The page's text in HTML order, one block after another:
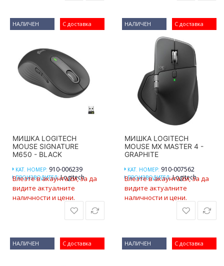
С доставка
НАЛИЧЕН
МИШКА LOGITECH
MOUSE SIGNATURE
M650 - BLACK
КАТ. НОМЕР: 910-006239
ПРОИЗВОДИТЕЛ:Logitech
Влезте в акаунта си, за да
видите актуалните
наличности и цени.
С доставка
НАЛИЧЕН
МИШКА LOGITECH
MOUSE MX MASTER 4 -
GRAPHITE
КАТ. НОМЕР: 910-007562
ПРОИЗВОДИТЕЛ:Logitech
Влезте в акаунта си, за да
видите актуалните
наличности и цени.
С доставка
НАЛИЧЕН С доставка
НАЛИЧЕН